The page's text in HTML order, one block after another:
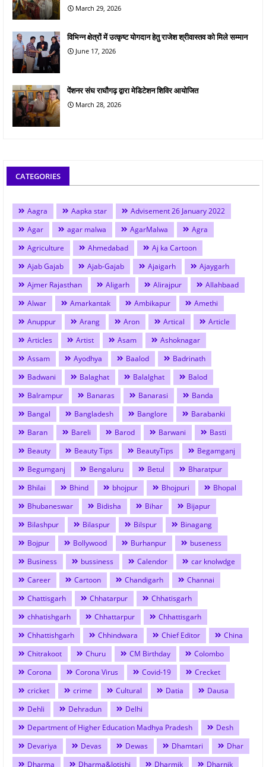
March 29, 2026
विभिन्न क्षेत्रों में उत्कृष्ट योगदान हेतु राजेश श्रीवास्तव को मिले सम्मान
June 17, 2026
पेंशनर संघ राघौगढ़ द्वारा मेडिटेशन शिविर आयोजित
March 28, 2026
CATEGORIES
Aagra Aapka star
Advisement 26 January 2022
Agar
agar malwa AgarMalwa
Agra
Agriculture
Ahmedabad
Aj ka Cartoon
Ajab Gajab
Ajab-Gajab Ajaigarh
Ajaygarh
Ajmer Rajasthan
Aligarh Alirajpur
Allahbaad
Alwar
Amarkantak Ambikapur
Amethi
Anuppur
Arang Aron Artical
Article
Articles
Artist Asam
Ashoknagar
Assam
Ayodhya Baalod
Badrinath
Badwani
Balaghat Balalghat
Balod
Balrampur
Banaras Banarasi
Banda
Bangal
Bangladesh Banglore
Barabanki
Baran
Bareli Barod Barwani
Basti
Beauty
Beauty Tips BeautyTips
Begamganj
Begumganj
Bengaluru Betul
Bharatpur
Bhilai
Bhind bhojpur Bhojpuri
Bhopal
Bhubaneswar
Bidisha Bihar
Bijapur
Bilashpur
Bilaspur Bilspur
Binagang
Bojpur
Bollywood Burhanpur
buseness
Business
bussiness Calendor
car knolwdge
Career
Cartoon Chandigarh
Channai
Chattisgarh
Chhatarpur
Chhatisgarh
chhatishgarh
Chhattarpur
Chhattisgarh
Chhattishgarh
Chhindwara Chief Editor
China
Chitrakoot
Churu CM Birthday
Colombo
Corona
Corona Virus Covid-19
Crecket
cricket
crime Cultural Datia
Dausa
Dehli
Dehradun
Delhi
Department of Higher Education Madhya Pradesh
Desh
Devariya
Devas Dewas Dhamtari
Dhar
Dharma
Dharma&Jotishi Dharmik Dharnik